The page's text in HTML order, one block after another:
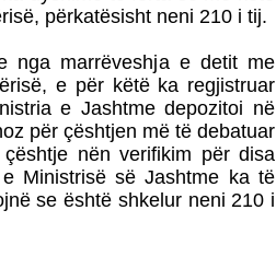
përkatësisht neni 210 i tij.
nga marrëveshja e detit me
e për këtë ka regjistruar
e Jashtme depozitoi në
për çështjen më të debatuar
nën verifikim për disa
Ministrisë së Jashtme ka të
se është shkelur neni 210 i